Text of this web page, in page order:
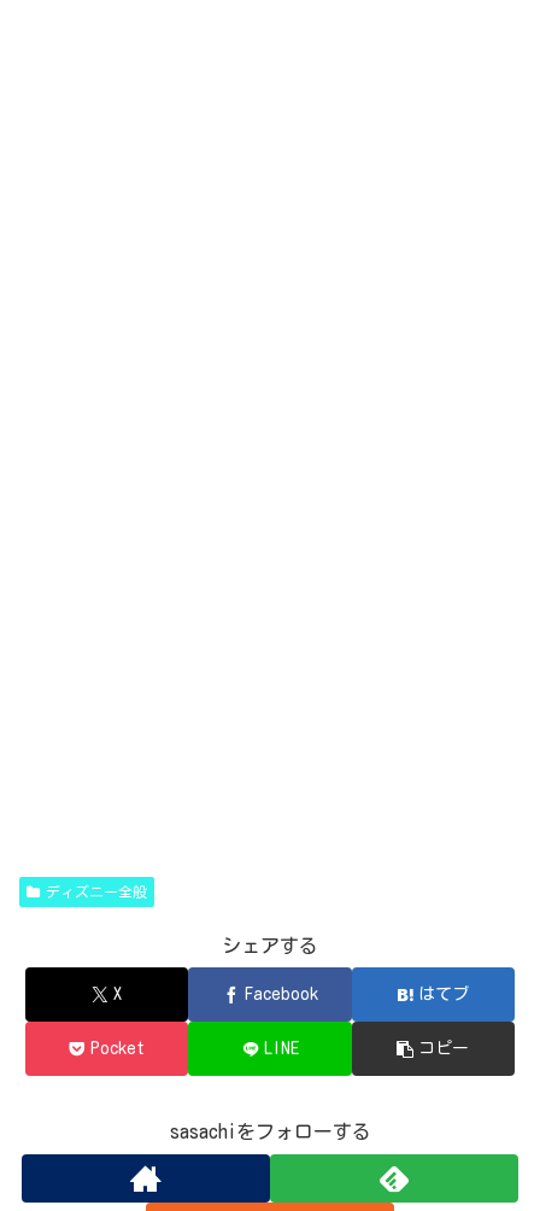
ディズニー全般
シェアする
X Facebook はてブ
Pocket LINE コピー
sasachiをフォローする